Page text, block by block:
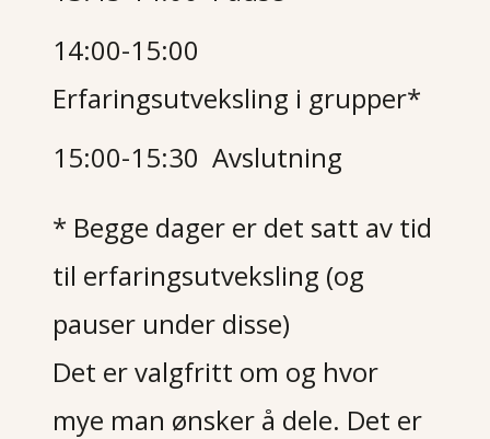
14:00-15:00
Erfaringsutveksling i grupper*
15:00-15:30 Avslutning
* Begge dager er det satt av tid
til erfaringsutveksling (og
pauser under disse)
Det er valgfritt om og hvor
mye man ønsker å dele. Det er